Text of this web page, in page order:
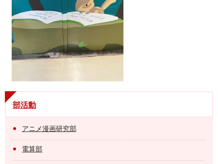
部活動
アニメ漫画研究部
電算部